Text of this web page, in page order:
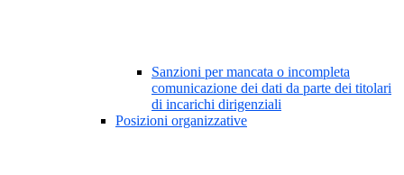
Sanzioni per mancata o incompleta
comunicazione dei dati da parte dei titolari
di incarichi dirigenziali
Posizioni organizzative